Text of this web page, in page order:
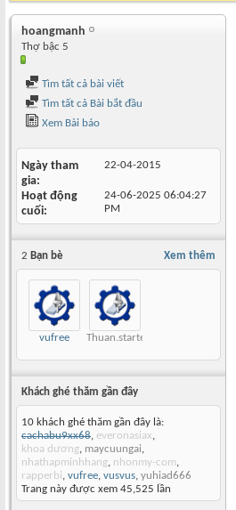
hoangmanh
Thợ bậc 5
Tìm tất cả bài viết
Tìm tất cả Bài bắt đầu
Xem Bài báo
Ngày tham
gia
22-04-2015
Hoạt động
cuối
24-06-2025 06:04:27
PM
Xem thêm
2 Bạn bè
vufree Thuan.startechvn
Khách ghé thăm gần đây
10 khách ghé thăm gần đây là:
cachabu9xx68, everonasiax,
khoa dương, maycuungai,
nhathapminhhang, nhonmy-com,
rapperbi, vufree, vusvus, yuhiad666
Trang này được xem 45,525 lần